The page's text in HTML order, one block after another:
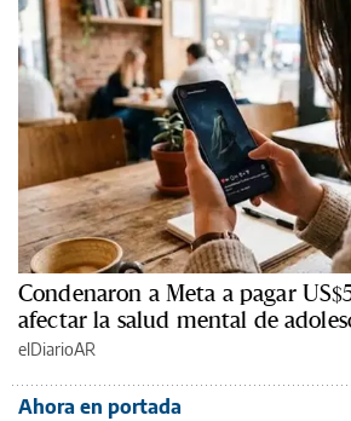
Condenaron a Meta a pagar
afectar la salud mental de
elDiarioAR
Ahora en portada